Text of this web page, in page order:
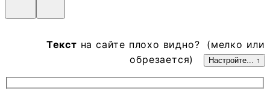
Текст на сайте плохо видно? (мелко или
обрезается)
Настройте... ↑